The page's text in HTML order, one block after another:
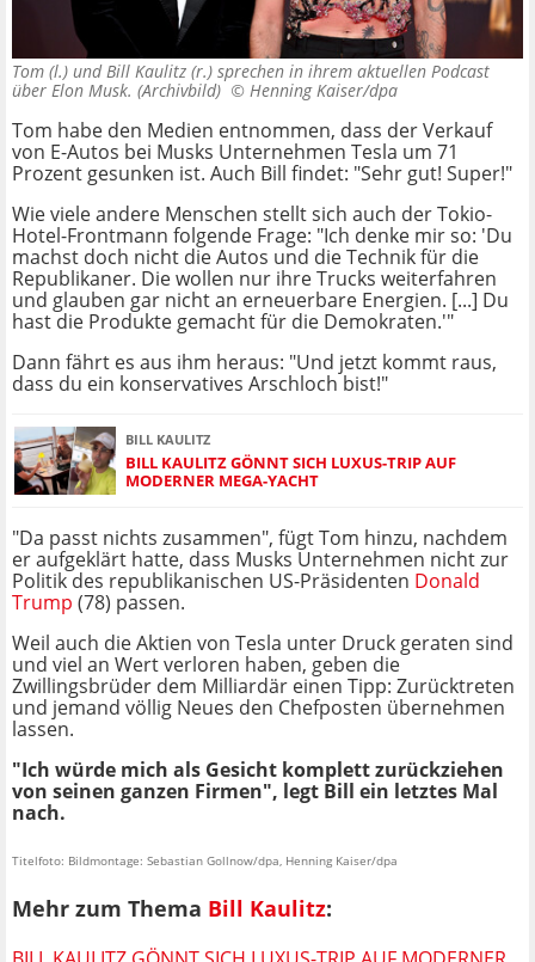
Tom (l.) und Bill Kaulitz (r.) sprechen in ihrem aktuellen Podcast
über Elon Musk. (Archivbild) © Henning Kaiser/dpa
Tom habe den Medien entnommen, dass der Verkauf
von E-Autos bei Musks Unternehmen Tesla um 71
Prozent gesunken ist. Auch Bill findet: "Sehr gut! Super!"
Wie viele andere Menschen stellt sich auch der Tokio-
Hotel-Frontmann folgende Frage: "Ich denke mir so: 'Du
machst doch nicht die Autos und die Technik für die
Republikaner. Die wollen nur ihre Trucks weiterfahren
und glauben gar nicht an erneuerbare Energien. [...] Du
hast die Produkte gemacht für die Demokraten.'"
Dann fährt es aus ihm heraus: "Und jetzt kommt raus,
dass du ein konservatives Arschloch bist!"
BILL KAULITZ
BILL KAULITZ GÖNNT SICH LUXUS-TRIP AUF
MODERNER MEGA-YACHT
"Da passt nichts zusammen", fügt Tom hinzu, nachdem
er aufgeklärt hatte, dass Musks Unternehmen nicht zur
Politik des republikanischen US-Präsidenten Donald
Trump (78) passen.
Weil auch die Aktien von Tesla unter Druck geraten sind
und viel an Wert verloren haben, geben die
Zwillingsbrüder dem Milliardär einen Tipp: Zurücktreten
und jemand völlig Neues den Chefposten übernehmen
lassen.
"Ich würde mich als Gesicht komplett zurückziehen
von seinen ganzen Firmen", legt Bill ein letztes Mal
nach.
Titelfoto: Bildmontage: Sebastian Gollnow/dpa, Henning Kaiser/dpa
Mehr zum Thema Bill Kaulitz: